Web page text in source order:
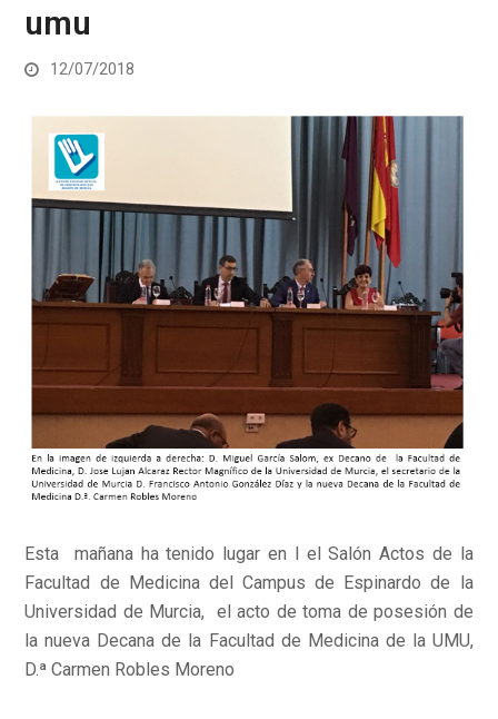
umu
12/07/2018
Esta mañana ha tenido lugar en l el Salón Actos de la
Facultad de Medicina del Campus de Espinardo de la
Universidad de Murcia, el acto de toma de posesión de
la nueva Decana de la Facultad de Medicina de la UMU,
D.ª Carmen Robles Moreno